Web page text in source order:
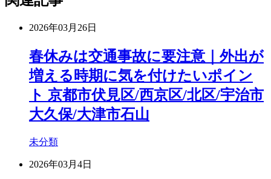
2026年03月26日
春休みは交通事故に要注意｜外出が
増える時期に気を付けたいポイン
ト 京都市伏見区/西京区/北区/宇治市
大久保/大津市石山
未分類
2026年03月4日